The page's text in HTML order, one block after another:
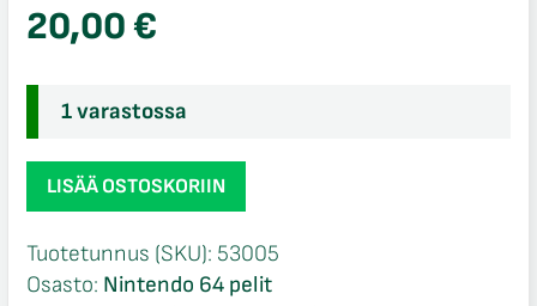
20,00€
1 varastossa
Nhl
Breakaway
Nintendo
64
LISÄÄ OSTOSKORIIN
Tuotetunnus (SKU): 53005
Osasto: Nintendo 64 pelit